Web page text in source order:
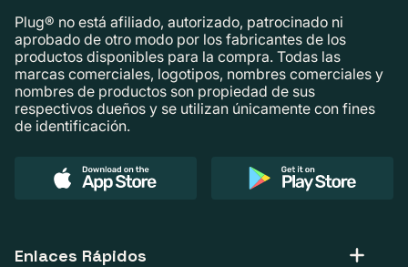
Plug® no está afiliado, autorizado, patrocinado ni
aprobado de otro modo por los fabricantes de los
productos disponibles para la compra. Todas las
marcas comerciales, logotipos, nombres comerciales y
nombres de productos son propiedad de sus
respectivos dueños y se utilizan únicamente con fines
de identificación.
Enlaces Rápidos